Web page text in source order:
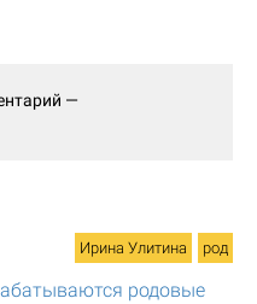
—
Ирина Улитина род
родовые